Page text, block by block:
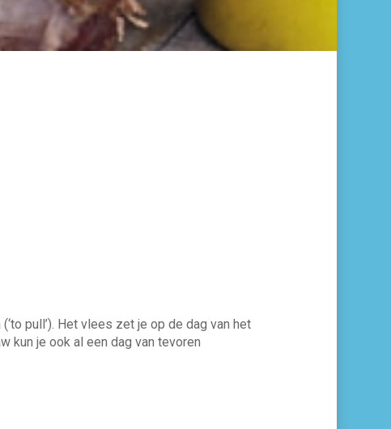
pull’). Het vlees zet je op de dag van het
kun je ook al een dag van tevoren